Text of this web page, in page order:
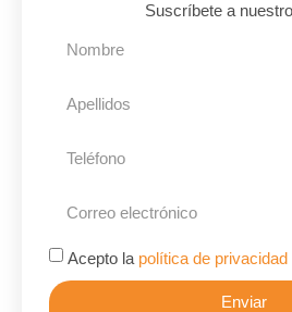
Suscríbete a
Acepto la política de privacidad
Enviar